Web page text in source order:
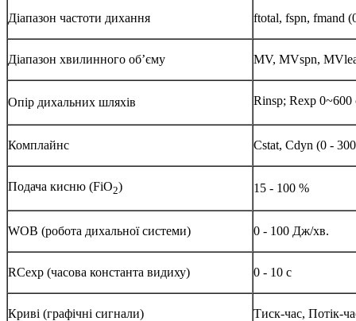
Діапазон частоти дихання ftotal, fspn, fmand
Діапазон хвилинного об’єму MV, MVspn,
Опір дихальних шляхів Rinsp; Rexp
Комплайнс Cstat, Cdyn (0 -
Подача кисню (FiO2) 15 - 100 %
WOB (робота дихальної системи) 0 - 100 Дж/хв.
RCexp (часова константа видиху) 0 - 10 с
Криві (графічні сигнали) Тиск-час, Потік-